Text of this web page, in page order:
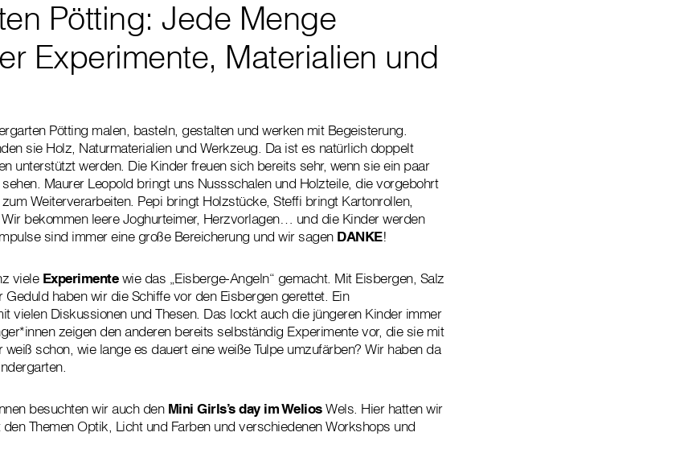
Pötting: Jede Menge
Experimente, Materialien und
Pötting malen, basteln, gestalten und werken mit Begeisterung.
sie Holz, Naturmaterialien und Werkzeug. Da ist es natürlich doppelt
unterstützt werden. Die Kinder freuen sich bereits sehr, wenn sie ein paar
Maurer Leopold bringt uns Nussschalen und Holzteile, die vorgebohrt
Weiterverarbeiten. Pepi bringt Holzstücke, Steffi bringt Kartonrollen,
bekommen leere Joghurteimer, Herzvorlagen… und die Kinder werden
sind immer eine große Bereicherung und wir sagen DANKE!
viele Experimentewie das „Eisberge-Angeln“ gemacht. Mit Eisbergen, Salz
Geduld haben wir die Schiffe vor den Eisbergen gerettet. Ein
vielen Diskussionen und Thesen. Das lockt auch die jüngeren Kinder immer
zeigen den anderen bereits selbständig Experimente vor, die sie mit
weiß schon, wie lange es dauert eine weiße Tulpe umzufärben? Wir haben da
besuchten wir auch den Mini Girls’s day im WeliosWels. Hier hatten wir
Themen Optik, Licht und Farben und verschiedenen Workshops und